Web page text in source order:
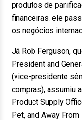
produtos de
financeiras, ele
os negócios
Já Rob Ferguson,
President and
(vice-presidente
compras), assumiu
Product Supply
Pet, and Away